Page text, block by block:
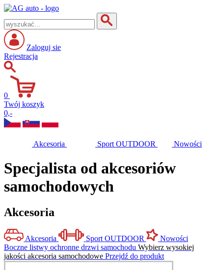
Zaloguj sie
Rejestracja
0
Twój koszyk
0,-
Akcesoria Sport OUTDOOR Nowości
Specjalista od akcesoriów
samochodowych
Akcesoria
Akcesoria Sport OUTDOOR
Nowości
Boczne listwy ochronne drzwi samochodu Wybierz wysokiej
jakości akcesoria samochodowe Przejdź do produkt